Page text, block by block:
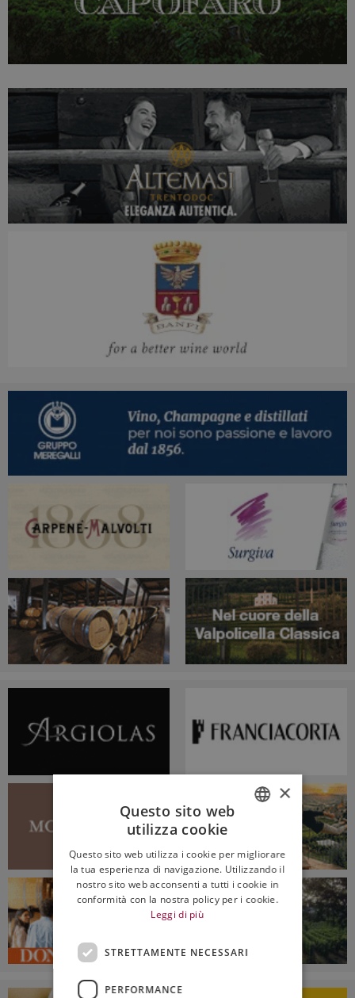
ENGLISH
×
Questo sito web
utilizza cookie
Questo sito web utilizza i cookie per migliorare
la tua esperienza di navigazione. Utilizzando il
nostro sito web acconsenti a tutti i cookie in
conformità con la nostra policy per i cookie.
Leggi di più
STRETTAMENTE NECESSARI
PERFORMANCE